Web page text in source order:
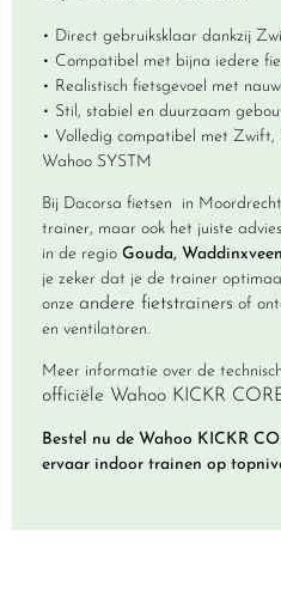
• Direct gebruiksklaar dankzij
• Compatibel met bijna iedere
• Realistisch fietsgevoel met
• Stil, stabiel en duurzaam
• Volledig compatibel met Zwift,
Wahoo SYSTM
Bij Dacorsa fietsen in
trainer, maar ook het juiste
in de regio Gouda,
je zeker dat je de trainer
onze andere fietstrainers of
en ventilatoren.
Meer informatie over de
officiële Wahoo KICKR
Bestel nu de Wahoo KICKR
ervaar indoor trainen op